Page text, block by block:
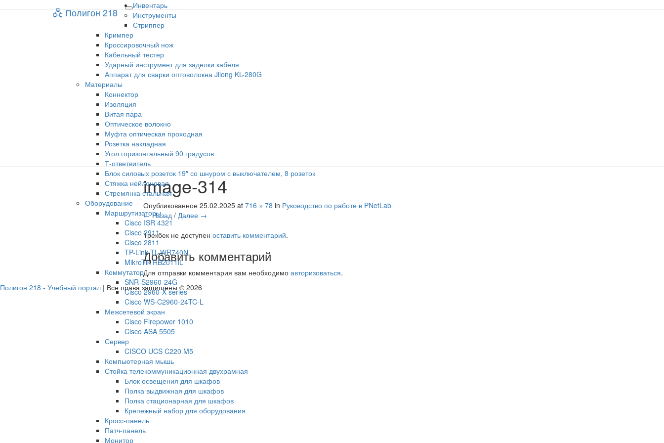
Toggle
navigation
🖧 Полигон 218
Инвентарь
Инструменты
Стриппер
Кримпер
Кроссировочный нож
Кабельный тестер
Ударный инструмент для заделки кабеля
Аппарат для сварки оптоволокна Jilong KL-280G
Материалы
Коннектор
Изоляция
Витая пара
Оптическое волокно
Муфта оптическая проходная
Розетка накладная
Угол горизонтальный 90 градусов
Т-ответвитель
Блок силовых розеток 19″ со шнуром с выключателем, 8 розеток
Стяжка нейлоновая
Стремянка стальная
Оборудование
Маршрутизаторы
Cisco ISR 4321
Cisco 2911
Cisco 2811
TP-Link TL-WR740N
MikroTik RB2011iL
Коммутатор
SNR-S2960-24G
Cisco 2960-X series
Cisco WS-C2960-24TC-L
Межсетевой экран
Cisco Firepower 1010
Cisco ASA 5505
Сервер
CISCO UCS C220 M5
Компьютерная мышь
Стойка телекоммуникационная двухрамная
Блок освещения для шкафов
Полка выдвижная для шкафов
Полка стационарная для шкафов
Крепежный набор для оборудования
Кросс-панель
Патч-панель
Монитор
🖧 Полигон 218
Учебный портал
image-314
Опубликованное25.02.2025 at716 × 78 in Руководство по работе в PNetLab
← Назад /Далее →
Трекбек не доступеноставить комментарий.
Добавить комментарий
Для отправки комментария вам необходимоавторизоваться.
Полигон 218 - Учебный портал | Все права защищены © 2026